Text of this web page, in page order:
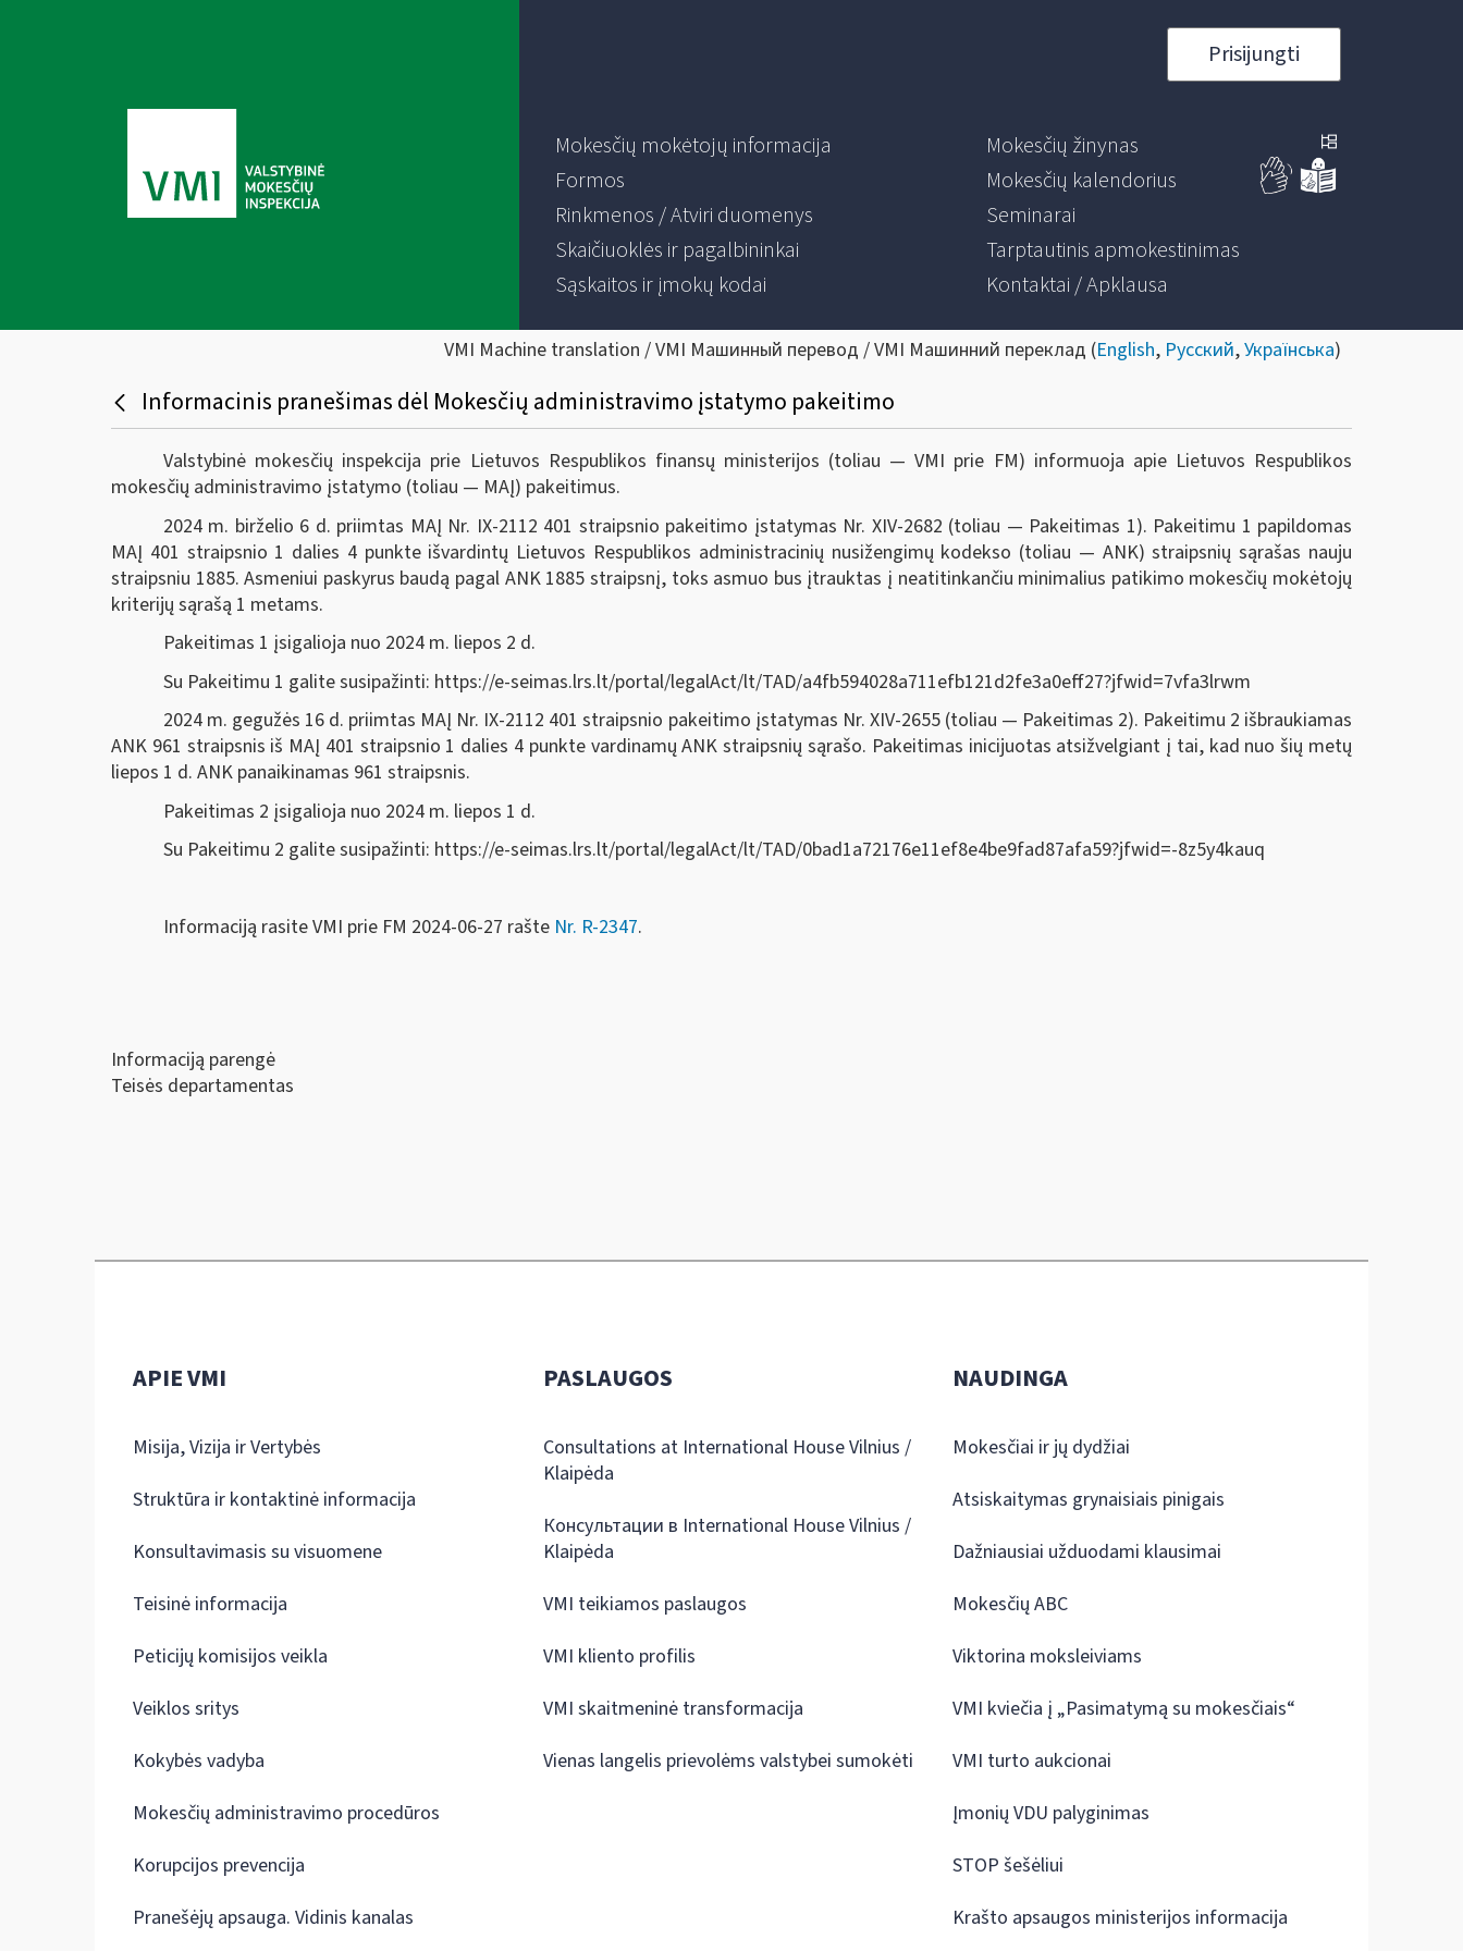
Prisijungti
Mokesčių mokėtojų informacija
Formos
Rinkmenos / Atviri duomenys
Skaičiuoklės ir pagalbininkai
Sąskaitos ir įmokų kodai
Mokesčių žinynas
Mokesčių kalendorius
Seminarai
Tarptautinis apmokestinimas
Kontaktai / Apklausa
VMI Machine translation / VMI Машинный перевод / VMI Машинний переклад (English, Русский,Українська)
Informacinis pranešimas dėl Mokesčių administravimo įstatymo pakeitimo
Valstybinė mokesčių inspekcija prie Lietuvos Respublikos finansų ministerijos (toliau — VMI prie FM) informuoja apie Lietuvos Respublikos
mokesčių administravimo įstatymo (toliau — MAĮ) pakeitimus.
2024 m. birželio 6 d. priimtas MAĮ Nr. IX-2112 401 straipsnio pakeitimo įstatymas Nr. XIV-2682 (toliau — Pakeitimas 1). Pakeitimu 1 papildomas
MAĮ 401 straipsnio 1 dalies 4 punkte išvardintų Lietuvos Respublikos administracinių nusižengimų kodekso (toliau — ANK) straipsnių sąrašas nauju
straipsniu 1885. Asmeniui paskyrus baudą pagal ANK 1885 straipsnį, toks asmuo bus įtrauktas į neatitinkančiu minimalius patikimo mokesčių mokėtojų
kriterijų sąrašą 1 metams.
Pakeitimas 1 įsigalioja nuo 2024 m. liepos 2 d.
Su Pakeitimu 1 galite susipažinti: https://e-seimas.lrs.lt/portal/legalAct/lt/TAD/a4fb594028a711efb121d2fe3a0eff27?jfwid=7vfa3lrwm
2024 m. gegužės 16 d. priimtas MAĮ Nr. IX-2112 401 straipsnio pakeitimo įstatymas Nr. XIV-2655 (toliau — Pakeitimas 2). Pakeitimu 2 išbraukiamas
ANK 961 straipsnis iš MAĮ 401 straipsnio 1 dalies 4 punkte vardinamų ANK straipsnių sąrašo. Pakeitimas inicijuotas atsižvelgiant į tai, kad nuo šių metų
liepos 1 d. ANK panaikinamas 961 straipsnis.
Pakeitimas 2 įsigalioja nuo 2024 m. liepos 1 d.
Su Pakeitimu 2 galite susipažinti: https://e-seimas.lrs.lt/portal/legalAct/lt/TAD/0bad1a72176e11ef8e4be9fad87afa59?jfwid=-8z5y4kauq
Informaciją rasite VMI prie FM 2024-06-27 rašte Nr. R-2347.
Informaciją parengė
Teisės departamentas
APIE VMI
Misija, Vizija ir Vertybės
Struktūra ir kontaktinė informacija
Konsultavimasis su visuomene
Teisinė informacija
Peticijų komisijos veikla
Veiklos sritys
Kokybės vadyba
Mokesčių administravimo procedūros
Korupcijos prevencija
Pranešėjų apsauga. Vidinis kanalas
PASLAUGOS
Consultations at International House Vilnius /
Klaipėda
Консультации в International House Vilnius /
Klaipėda
VMI teikiamos paslaugos
VMI kliento profilis
VMI skaitmeninė transformacija
Vienas langelis prievolėms valstybei sumokėti
NAUDINGA
Mokesčiai ir jų dydžiai
Atsiskaitymas grynaisiais pinigais
Dažniausiai užduodami klausimai
Mokesčių ABC
Viktorina moksleiviams
VMI kviečia į „Pasimatymą su mokesčiais“
VMI turto aukcionai
Įmonių VDU palyginimas
STOP šešėliui
Krašto apsaugos ministerijos informacija